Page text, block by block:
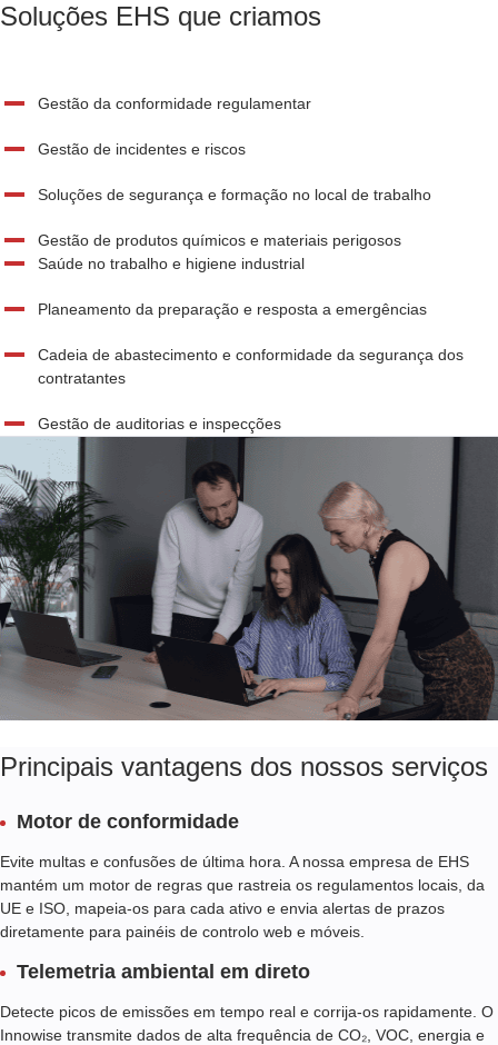
Soluções EHS que criamos
Gestão da conformidade regulamentar
Gestão de incidentes e riscos
Soluções de segurança e formação no local de trabalho
Gestão de produtos químicos e materiais perigosos
Saúde no trabalho e higiene industrial
Planeamento da preparação e resposta a emergências
Cadeia de abastecimento e conformidade da segurança dos
contratantes
Gestão de auditorias e inspecções
Principais vantagens dos nossos serviços
Motor de conformidade
Evite multas e confusões de última hora. A nossa empresa de EHS
mantém um motor de regras que rastreia os regulamentos locais, da
UE e ISO, mapeia-os para cada ativo e envia alertas de prazos
diretamente para painéis de controlo web e móveis.
Telemetria ambiental em direto
Detecte picos de emissões em tempo real e corrija-os rapidamente. O
Innowise transmite dados de alta frequência de CO₂, VOC, energia e